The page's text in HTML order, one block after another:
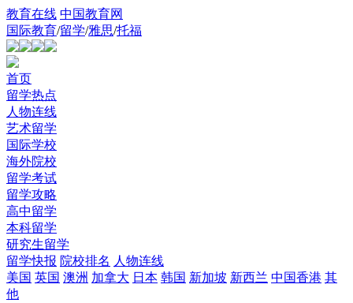
教育在线 中国教育网
国际教育/留学/雅思/托福
首页
留学热点
人物连线
艺术留学
国际学校
海外院校
留学考试
留学攻略
高中留学
本科留学
研究生留学
留学快报 院校排名 人物连线
美国 英国 澳洲 加拿大 日本 韩国 新加坡 新西兰 中国香港 其
他